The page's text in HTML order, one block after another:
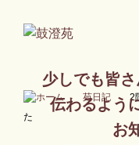
苑日記
2
た
少しでも皆
伝わるよう
お